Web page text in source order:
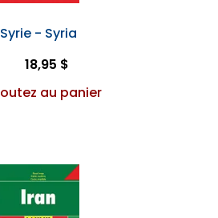
Syrie - Syria
18,95 $
au panier